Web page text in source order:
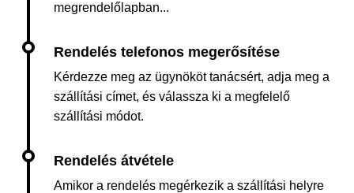
megrendelőlapban...
Kérdezze meg az ügynököt tanácsért, adja meg a
szállítási címet, és válassza ki a megfelelő
szállítási módot.
Amikor a rendelés megérkezik a szállítási helyre